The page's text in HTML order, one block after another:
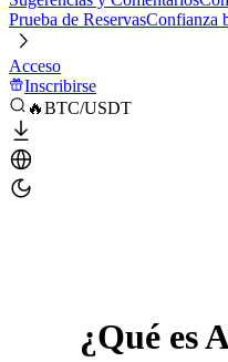
Prueba de ReservasConfianza
Acceso
Inscribirse
🔥BTC/USDT
¿Qué es